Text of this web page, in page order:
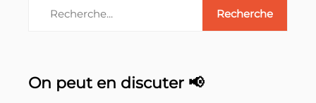
On peut en discuter 📢